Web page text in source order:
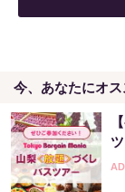
今、あなたにオス